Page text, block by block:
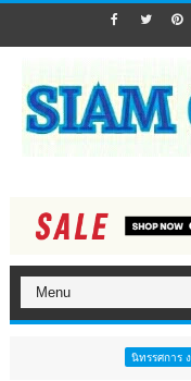
นิทรรศการ งานมหกรรม